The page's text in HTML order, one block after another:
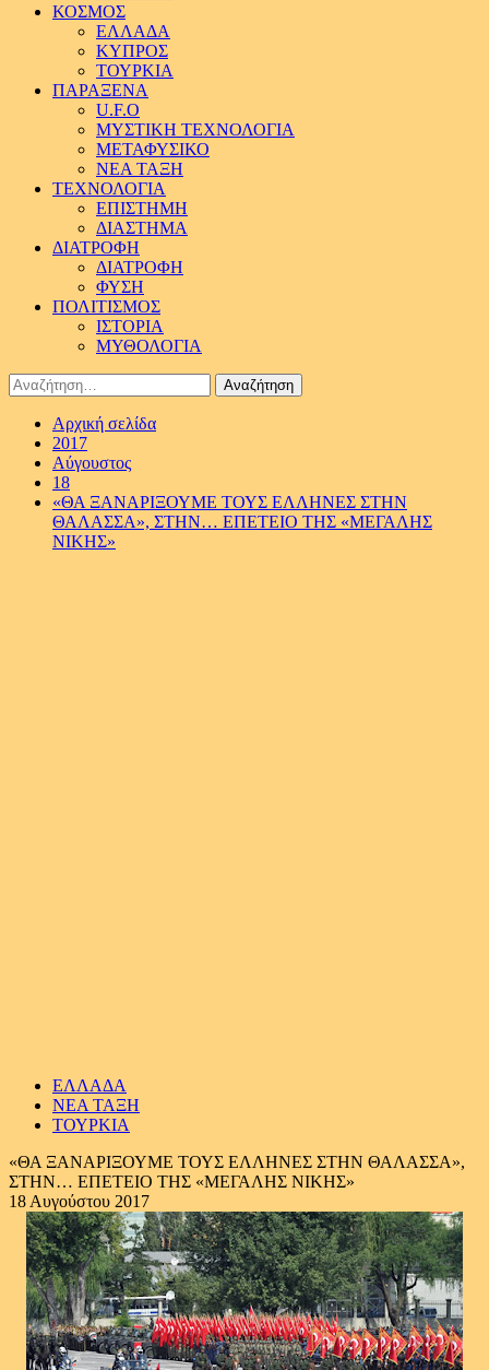
ΚΟΣΜΟΣ
ΕΛΛΑΔΑ
ΚΥΠΡΟΣ
ΤΟΥΡΚΙΑ
ΠΑΡΑΞΕΝΑ
U.F.O
ΜΥΣΤΙΚΗ ΤΕΧΝΟΛΟΓΙΑ
ΜΕΤΑΦΥΣΙΚΟ
ΝΕΑ ΤΑΞΗ
ΤΕΧΝΟΛΟΓΙΑ
ΕΠΙΣΤΗΜΗ
ΔΙΑΣΤΗΜΑ
ΔΙΑΤΡΟΦΗ
ΔΙΑΤΡΟΦΗ
ΦΥΣΗ
ΠΟΛΙΤΙΣΜΟΣ
ΙΣΤΟΡΙΑ
ΜΥΘΟΛΟΓΙΑ
Αναζήτηση
για:
Αρχική σελίδα
2017
Αύγουστος
18
«ΘΑ ΞΑΝΑΡΙΞΟΥΜΕ ΤΟΥΣ ΕΛΛΗΝΕΣ ΣΤΗΝ
ΘΑΛΑΣΣΑ», ΣΤΗΝ… ΕΠΕΤΕΙΟ ΤΗΣ «ΜΕΓΑΛΗΣ
ΝΙΚΗΣ»
ΕΛΛΑΔΑ
ΝΕΑ ΤΑΞΗ
ΤΟΥΡΚΙΑ
«ΘΑ ΞΑΝΑΡΙΞΟΥΜΕ ΤΟΥΣ ΕΛΛΗΝΕΣ ΣΤΗΝ ΘΑΛΑΣΣΑ»,
ΣΤΗΝ… ΕΠΕΤΕΙΟ ΤΗΣ «ΜΕΓΑΛΗΣ ΝΙΚΗΣ»
18 Αυγούστου 2017